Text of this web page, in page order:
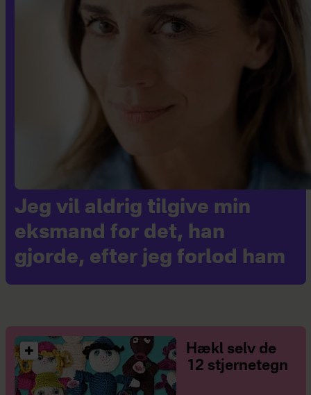
Jeg vil aldrig tilgive min
eksmand for det, han
gjorde, efter jeg forlod ham
Hækl selv de
12 stjernetegn